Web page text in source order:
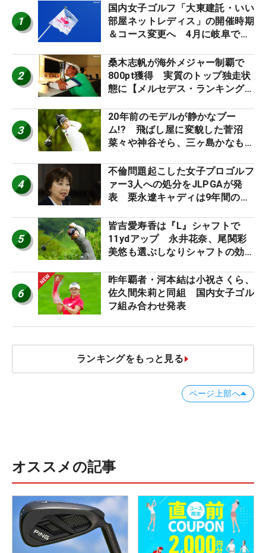
1
国内女子ゴルフ「大東建託・いい
部屋ネットレディス」の開催時期
＆コース変更へ 4月に岐阜で開
2
桑木志帆が海外メジャー制覇で
800pt獲得 実質のトップ独走状
態に【メルセデス・ランキング番
3
20年前のモデルが静かなブー
ム!? 飛ばし屋に変貌した菅沼
菜々や神谷そら、三ヶ島かなも使
ロたちの“飛ばしギア”】
4
不倫問題起こした女子プロゴルフ
ァー3人への処分をJLPGAが発
表 栗永遼キャディは9年間の立
5
皆吉愛寿香は『L』シャフトで
11ydアップ 永井花奈、尾関彩
美悠も選ぶしなりシャフトの効果
ア”】
6
昨年覇者・河本結は小祝さくら、
佐久間朱莉と同組 国内女子ゴル
フ組み合わせ発表
ランキングをもっと見る
ページ上部へ
オススメの記事